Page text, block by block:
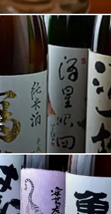
、日本各地の地酒を
キーやハイボール、
晴々サワー」もご
、山椒生レモンサワ
お楽しみいくださ
常時40種以上ご用
理しています。専門
るので初心者も安